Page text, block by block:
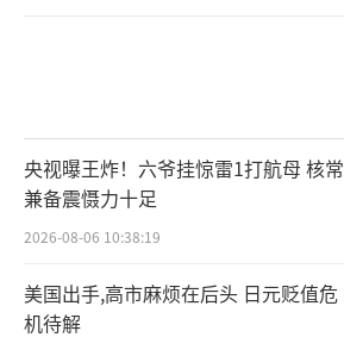
央视曝王炸！六爷挂惊雷1打航母 核常
兼备震慑力十足
2026-08-06 10:38:19
美国出手,高市麻烦在后头 日元贬值危
机待解